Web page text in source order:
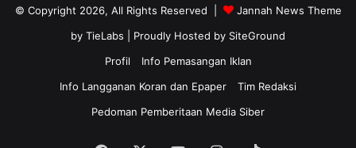
© Copyright 2026, All Rights Reserved |
Jannah News Theme
by TieLabs | Proudly Hosted by SiteGround
Profil
Info Pemasangan Iklan
Info Langganan Koran dan Epaper
Tim Redaksi
Pedoman Pemberitaan Media Siber